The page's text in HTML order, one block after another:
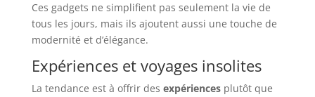
Ces gadgets ne simplifient pas seulement la vie de
tous les jours, mais ils ajoutent aussi une touche de
modernité et d’élégance.
Expériences et voyages insolites
La tendance est à offrir des expériencesplutôt que